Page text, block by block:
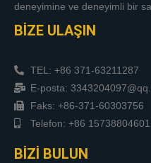
deneyimine ve deneyimli bir
BİZE ULAŞIN
TEL: +86 371-63211287
E-posta:
Faks: +86-371-60303756
Telefon: +86 15738804601
BİZİ BULUN